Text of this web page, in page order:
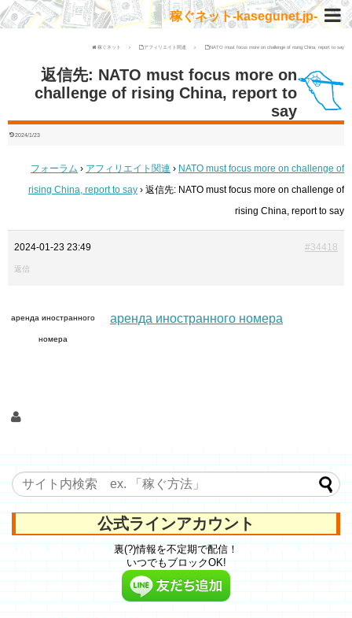
稼ぐネット-kasegunet.jp-
稼ぐネット アフィリエイト関連 NATO must focus more on challenge of rising China, report to say
返信先: NATO must focus more on
challenge of rising China, report to
say
2024/1/23
フォーラム › アフィリエイト関連 › NATO must focus more on challenge of
rising China, report to say › 返信先: NATO must focus more on challenge of
rising China, report to say
2024-01-23 23:49 #34418
返信
аренда иностранного
номера
аренда иностранного номера
公式ラインアカウント
裏(?)情報を不定期で配信！
いつでもブロックOK!